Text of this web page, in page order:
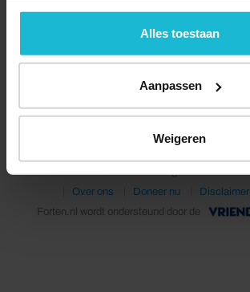
geen commerciële doelstelling. U kunt
de knoppen accepteren, beheren of
Alles toestaan
Aanpassen
Weigeren
© 2026 Stichting Forten
Over ons
Doneer nu Disclaimer
Forten.nl wordt ondersteund door de